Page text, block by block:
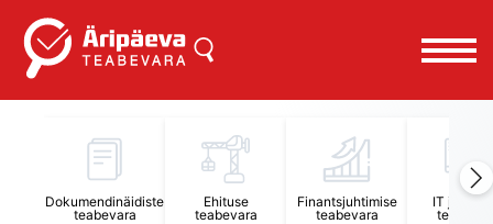
Dokumendinäidiste
teabevara
Ehituse
teabevara
Finantsjuhtimise
teabevara
IT